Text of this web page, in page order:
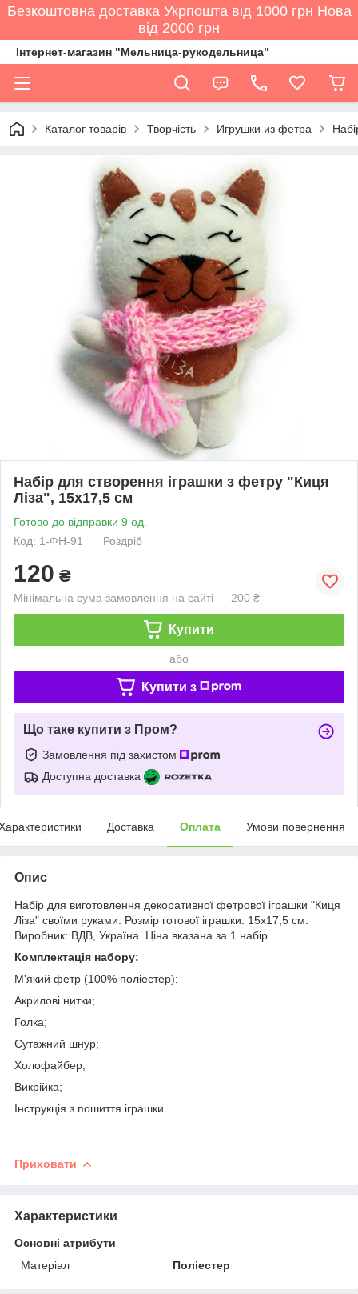
Безкоштовна доставка Укрпошта від 1000 грн Нова
від 2000 грн
Інтернет-магазин "Мельница-рукодельница"
Каталог товарів Творчість Игрушки из фетра
Набір для створення іграшки з фетру "Киця
Ліза", 15х17,5 см
Готово до відправки 9 од.
Код: 1-ФН-91
Роздріб
120 ₴
Мінімальна сума замовлення на сайті — 200 ₴
Купити
або
Купити з
Що таке купити з Пром?
Замовлення під захистом
Доступна доставка
Доставка Оплата Умови повернення
Опис
Набір для виготовлення декоративної фетрової іграшки "Киця
Ліза" своїми руками. Розмір готової іграшки: 15х17,5 см.
Виробник: ВДВ, Україна. Ціна вказана за 1 набір.
Комплектація набору:
М'який фетр (100% поліестер);
Акрилові нитки;
Голка;
Сутажний шнур;
Холофайбер;
Викрійка;
Інструкція з пошиття іграшки.
Приховати
Характеристики
Основні атрибути
Матеріал
Поліестер